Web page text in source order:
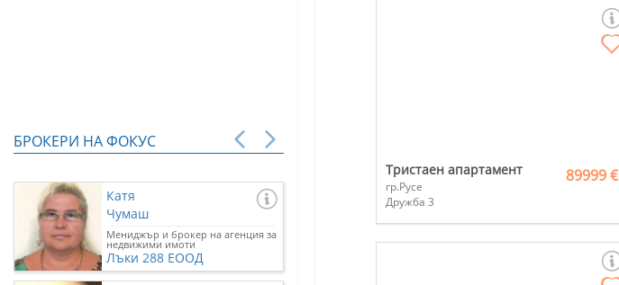
БРОКЕРИ НА ФОКУС
Катя
Чумаш
Мениджър и брокер на агенция за
недвижими имоти
Лъки 288 ЕООД
Тристаен апартамент
гр.Русе
Дружба 3
89999 €